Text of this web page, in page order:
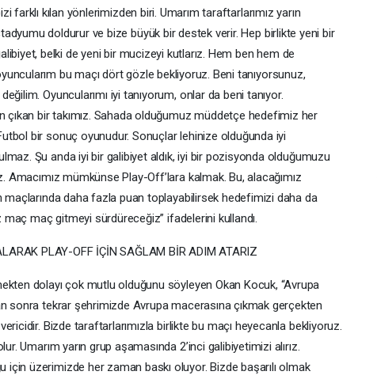
farklı kılan yönlerimizden biri. Umarım taraftarlarımız yarın
doldurur ve bize büyük bir destek verir. Hep birlikte yeni bir
belki de yeni bir mucizeyi kutlarız. Hem ben hem de
bu maçı dört gözle bekliyoruz. Beni tanıyorsunuz,
Oyuncularımı iyi tanıyorum, onlar da beni tanıyor.
bir takımız. Sahada olduğumuz müddetçe hedefimiz her
bir sonuç oyunudur. Sonuçlar lehinize olduğunda iyi
Şu anda iyi bir galibiyet aldık, iyi bir pozisyonda olduğumuzu
mümkünse Play-Off’lara kalmak. Bu, alacağımız
maçlarında daha fazla puan toplayabilirsek hedefimizi daha da
maç gitmeyi sürdüreceğiz” ifadelerini kullandı.
PLAY-OFF İÇİN SAĞLAM BİR ADIM ATARIZ
dolayı çok mutlu olduğunu söyleyen Okan Kocuk, “Avrupa
sonra tekrar şehrimizde Avrupa macerasına çıkmak gerçekten
Bizde taraftarlarımızla birlikte bu maçı heyecanla bekliyoruz.
Umarım yarın grup aşamasında 2’inci galibiyetimizi alırız.
üzerimizde her zaman baskı oluyor. Bizde başarılı olmak